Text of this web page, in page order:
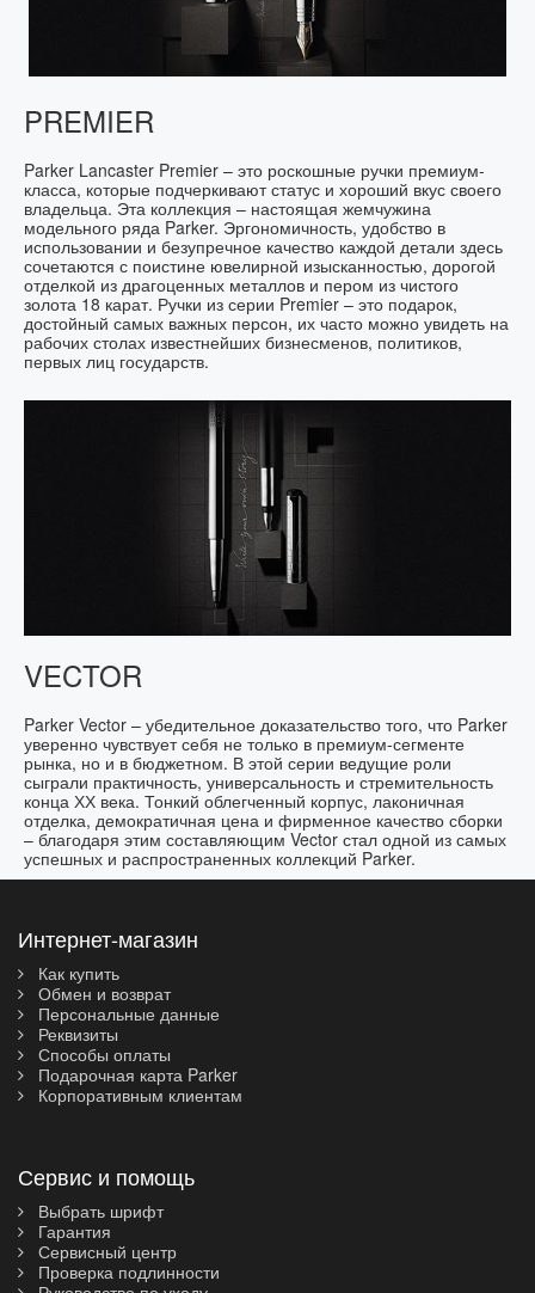
PREMIER
Parker Lancaster Premier – это роскошные ручки премиум-
класса, которые подчеркивают статус и хороший вкус своего
владельца. Эта коллекция – настоящая жемчужина
модельного ряда Parker. Эргономичность, удобство в
использовании и безупречное качество каждой детали здесь
сочетаются с поистине ювелирной изысканностью, дорогой
отделкой из драгоценных металлов и пером из чистого
золота 18 карат. Ручки из серии Premier – это подарок,
достойный самых важных персон, их часто можно увидеть на
рабочих столах известнейших бизнесменов, политиков,
первых лиц государств.
VECTOR
Parker Vector – убедительное доказательство того, что Parker
уверенно чувствует себя не только в премиум-сегменте
рынка, но и в бюджетном. В этой серии ведущие роли
сыграли практичность, универсальность и стремительность
конца ХХ века. Тонкий облегченный корпус, лаконичная
отделка, демократичная цена и фирменное качество сборки
– благодаря этим составляющим Vector стал одной из самых
успешных и распространенных коллекций Parker.
Интернет-магазин
Как купить
Обмен и возврат
Персональные данные
Реквизиты
Способы оплаты
Подарочная карта Parker
Корпоративным клиентам
Сервис и помощь
Выбрать шрифт
Гарантия
Сервисный центр
Проверка подлинности